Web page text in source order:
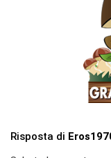
Risposta di